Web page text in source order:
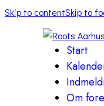
Skip to contentSkip to
Start
Om